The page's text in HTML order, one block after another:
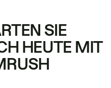
SIE
HEUTE MIT